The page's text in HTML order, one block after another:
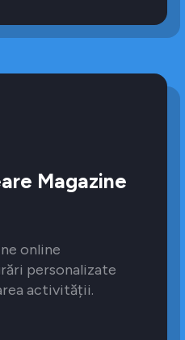
Magazine
online
personalizate
activității.